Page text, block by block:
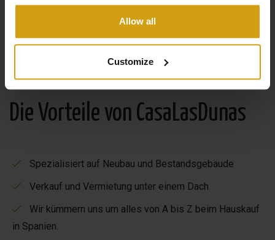
Allow all
Customize
Die Vorteile von CasaLasDunas
Spezialisiert auf Neubau und Bestandsgebäude
Verkauf und Vermietung unter einem Dach
Wir kümmern uns um alles von A bis Z beim Hauskauf
in Spanien.